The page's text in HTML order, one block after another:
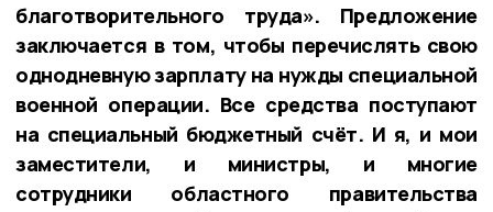
благотворительного труда». Предложение
заключается в том, чтобы перечислять свою
однодневную зарплату на нужды специальной
военной операции. Все средства поступают
на специальный бюджетный счёт. И я, и мои
заместители, и министры, и многие
сотрудники областного правительства